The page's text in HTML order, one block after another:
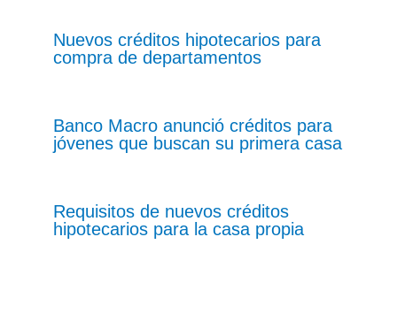
Nuevos créditos hipotecarios para
compra de departamentos
Banco Macro anunció créditos para
jóvenes que buscan su primera casa
Requisitos de nuevos créditos
hipotecarios para la casa propia